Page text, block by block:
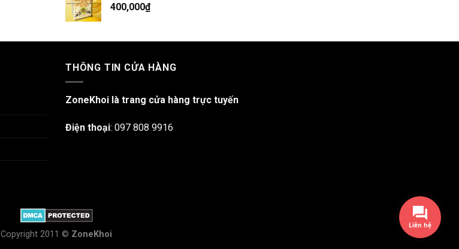
400,000₫
THÔNG TIN CỬA HÀNG
ZoneKhoi là trang cửa hàng trực tuyến
Điện thoại: 097 808 9916
Copyright 2011 © ZoneKhoi
Liên hệ